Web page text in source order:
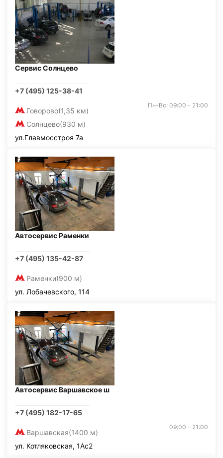
Сервис Солнцево
+7 (495) 125-38-41
Говорово(1,35 км)
Солнцево(930 м)
Пн-Вс: 09:00 - 21:00
ул.Главмосстроя 7а
Автосервис Раменки
+7 (495) 135-42-87
Раменки(900 м)
ул. Лобачевского, 114
Автосервис Варшавское ш
+7 (495) 182-17-65
Варшавская(1400 м)
09:00 - 21:00
ул. Котляковская, 1Ас2